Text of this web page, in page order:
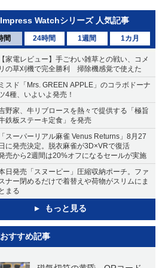
Impress Watchシリーズ 人気記事
間 24時間 1週間 1カ月
家電レビュー】手ごわい雑草との戦い、コメ
の草刈機で完全勝利 掃除機感覚で使えた
スド「Mrs. GREEN APPLE」のコラボドーナ
4種、いよいよ発売！
野家、牛リブロースを熱々で提供する「極旨
鉄板ステーキ定食」を発売
スーパーリアル麻雀 Venus Returns」8月27
に発売決定。脱衣麻雀が3D×VRで復活
売から2週間は20%オフになるセールが実施
日発売「スヌーピー」圧縮収納ポーチ。ファ
ナー閉めるだけで着替えや荷物がスリムにま
まる
もっと見る
おすすめ記事